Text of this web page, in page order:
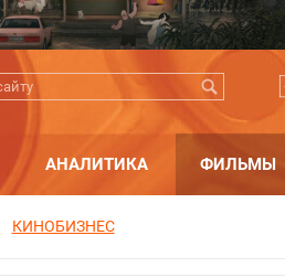
АНАЛИТИКА ФИЛЬМЫ
КИНОБИЗНЕС